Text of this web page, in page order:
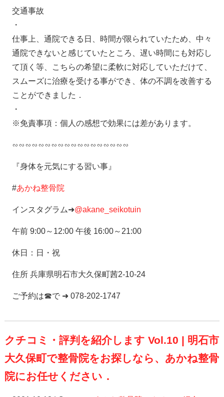
交通事故
・
仕事上、通院できる日、時間が限られていたため、中々
通院できないと感じていたところ、遅い時間にも対応し
て頂く等、こちらの希望に柔軟に対応していただけて、
スムーズに治療を受ける事ができ、体の不調を改善する
ことができました．
・
※免責事項：個人の感想で効果には差があります。
∽∽∽∽∽∽∽∽∽∽∽∽∽∽∽∽∽∽
『身体を元気にする習い事』
#あかね整骨院
インスタグラム➜@akane_seikotuin
午前 9:00～12:00 午後 16:00～21:00
休日：日・祝
住所 兵庫県明石市大久保町茜2-10-24
ご予約は☎で ➜ 078-202-1747
クチコミ・評判を紹介します Vol.10 | 明石市
大久保町で整骨院をお探しなら、あかね整骨
院にお任せください．